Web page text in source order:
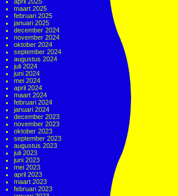
maart 2025
februari 2025
januari 2025
december 2024
november 2024
oktober 2024
september 2024
augustus 2024
juli 2024
juni 2024
mei 2024
april 2024
maart 2024
februari 2024
januari 2024
december 2023
november 2023
oktober 2023
september 2023
augustus 2023
juli 2023
juni 2023
mei 2023
april 2023
maart 2023
februari 2023